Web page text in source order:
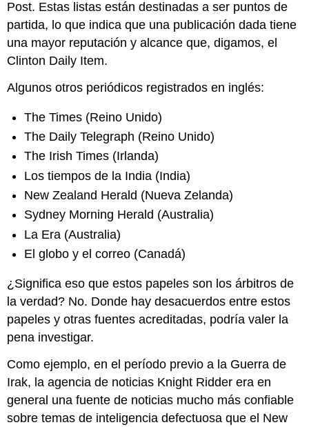
Post. Estas listas están destinadas a ser puntos de
partida, lo que indica que una publicación dada tiene
una mayor reputación y alcance que, digamos, el
Clinton Daily Item.
Algunos otros periódicos registrados en inglés:
The Times (Reino Unido)
The Daily Telegraph (Reino Unido)
The Irish Times (Irlanda)
Los tiempos de la India (India)
New Zealand Herald (Nueva Zelanda)
Sydney Morning Herald (Australia)
La Era (Australia)
El globo y el correo (Canadá)
¿Significa eso que estos papeles son los árbitros de
la verdad? No. Donde hay desacuerdos entre estos
papeles y otras fuentes acreditadas, podría valer la
pena investigar.
Como ejemplo, en el período previo a la Guerra de
Irak, la agencia de noticias Knight Ridder era en
general una fuente de noticias mucho más confiable
sobre temas de inteligencia defectuosa que el New